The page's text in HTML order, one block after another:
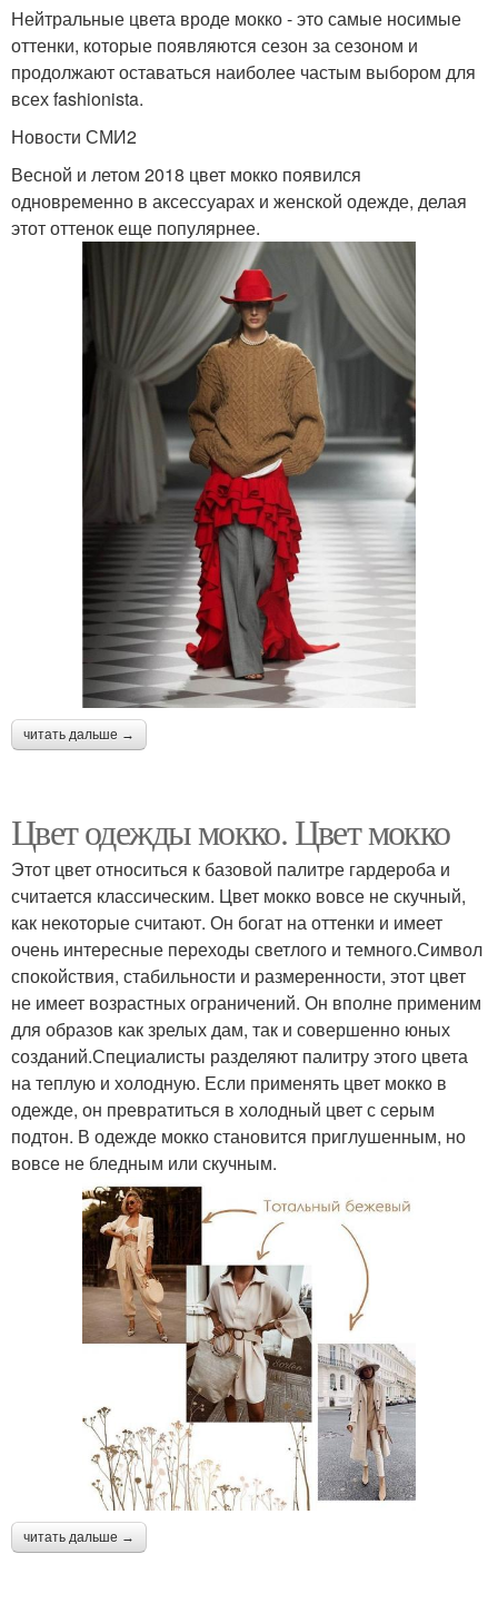
Нейтральные цвета вроде мокко - это самые носимые
оттенки, которые появляются сезон за сезоном и
продолжают оставаться наиболее частым выбором для
всех fashionista.
Новости СМИ2
Весной и летом 2018 цвет мокко появился
одновременно в аксессуарах и женской одежде, делая
этот оттенок еще популярнее.
читать дальше →
Цвет одежды мокко. Цвет мокко
Этот цвет относиться к базовой палитре гардероба и
считается классическим. Цвет мокко вовсе не скучный,
как некоторые считают. Он богат на оттенки и имеет
очень интересные переходы светлого и темного.Символ
спокойствия, стабильности и размеренности, этот цвет
не имеет возрастных ограничений. Он вполне применим
для образов как зрелых дам, так и совершенно юных
созданий.Специалисты разделяют палитру этого цвета
на теплую и холодную. Если применять цвет мокко в
одежде, он превратиться в холодный цвет с серым
подтон. В одежде мокко становится приглушенным, но
вовсе не бледным или скучным.
читать дальше →